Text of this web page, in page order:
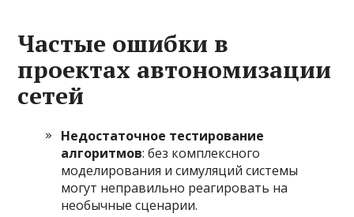
Частые ошибки в
проектах автономизации
сетей
Недостаточное тестирование
алгоритмов: без комплексного
моделирования и симуляций системы
могут неправильно реагировать на
необычные сценарии.